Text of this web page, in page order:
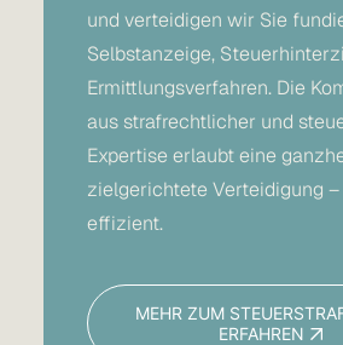
und verteidigen wir Sie
Selbstanzeige,
Ermittlungsverfahren. Die
aus strafrechtlicher und
Expertise erlaubt eine
zielgerichtete Verteidigung
effizient.
MEHR ZUM
ERFAHREN